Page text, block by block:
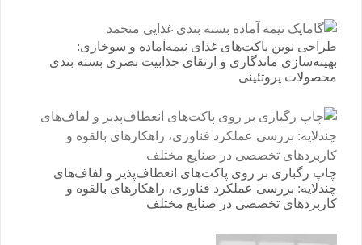
طراحی نوین پاکت‌های غذای نیمه‌آماده و سوخاری:
بهینه‌سازی ماندگاری و ارتقای جذابیت بصری بسته بندی
محصولات پروتئینی
چاپ رگباری بر روی پاکت‌های انعطاف‌پذیر و لفاف‌های
چندلایه: بررسی عملکرد فناوری، راهکارهای بالقوه و
کاربردهای تخصصی در صنایع مختلف